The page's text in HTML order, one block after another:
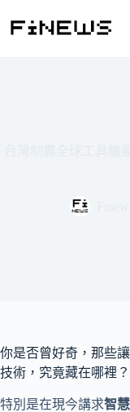
你是否曾好奇，那些
技術，究竟藏在哪裡？
特別是在現今講求智